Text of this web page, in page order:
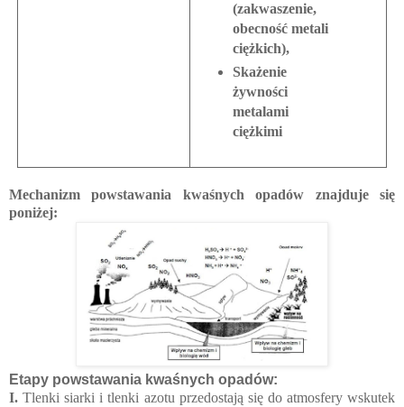
(zakwaszenie,
obecność metali
ciężkich),
Skażenie
żywności
metalami
ciężkimi
Mechanizm powstawania kwaśnych opadów znajduje się
poniżej:
Etapy powstawania kwaśnych opadów:
I.Tlenki siarki i tlenki azotu przedostają się do atmosfery wskutek